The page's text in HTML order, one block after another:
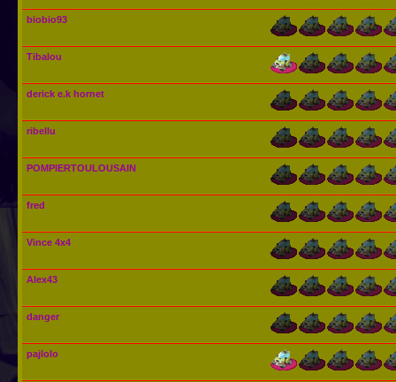
biobio93
Tibalou
derick e.k hornet
ribellu
POMPIERTOULOUSAIN
fred
Vince 4x4
Alex43
danger
pajlolo